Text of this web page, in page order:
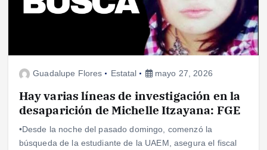
Guadalupe Flores Estatal mayo 27, 2026
Hay varias líneas de investigación en la
desaparición de Michelle Itzayana: FGE
•Desde la noche del pasado domingo, comenzó la
búsqueda de la estudiante de la UAEM, asegura el fiscal